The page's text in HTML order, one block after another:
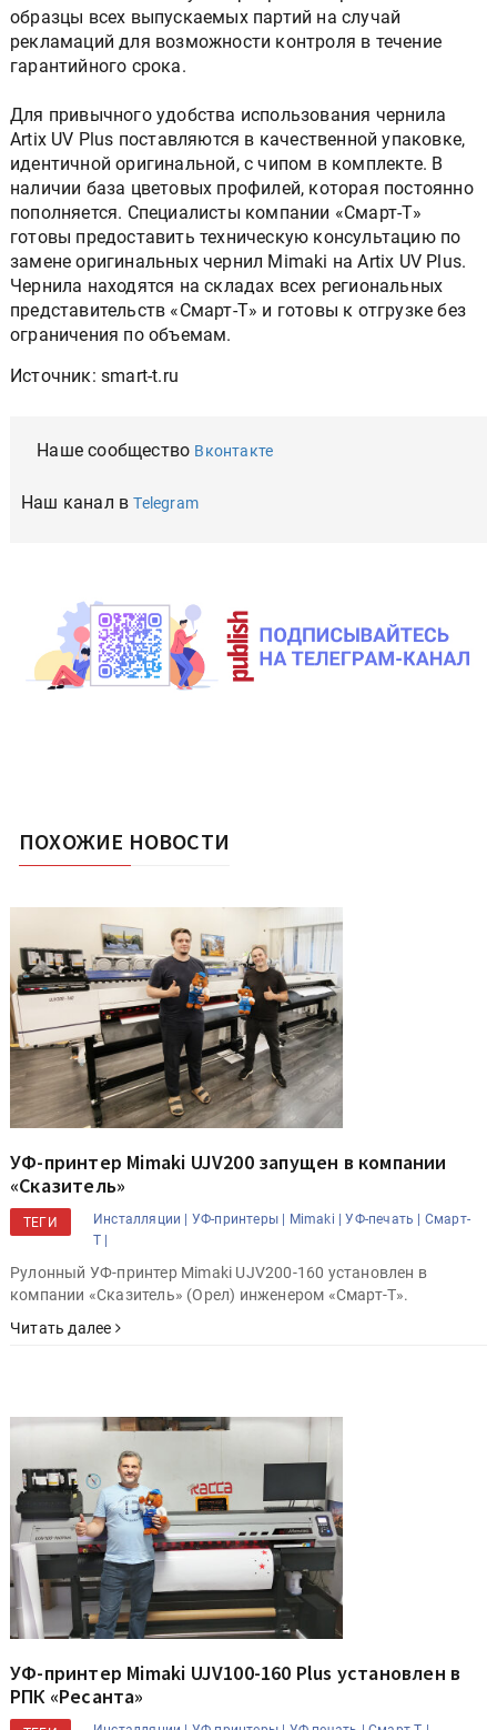
образцы всех выпускаемых партий на случай
рекламаций для возможности контроля в течение
гарантийного срока.
Для привычного удобства использования чернила
Artix UV Plus поставляются в качественной упаковке,
идентичной оригинальной, с чипом в комплекте. В
наличии база цветовых профилей, которая постоянно
пополняется. Специалисты компании «Смарт-Т»
готовы предоставить техническую консультацию по
замене оригинальных чернил Mimaki на Artix UV Plus.
Чернила находятся на складах всех региональных
представительств «Смарт-Т» и готовы к отгрузке без
ограничения по объемам.
Источник: smart-t.ru
Наше сообщество Вконтакте
Наш канал вTelegram
ПОХОЖИЕ НОВОСТИ
УФ-принтер Mimaki UJV200 запущен в компании
«Сказитель»
ТЕГИ Инсталляции | УФ-принтеры | Mimaki | УФ-печать |
Смарт-
Т |
Рулонный УФ-принтер Mimaki UJV200-160 установлен в
компании «Сказитель» (Орел) инженером «Смарт-Т».
Читать далее
УФ-принтер Mimaki UJV100-160 Plus установлен в
РПК «Ресанта»